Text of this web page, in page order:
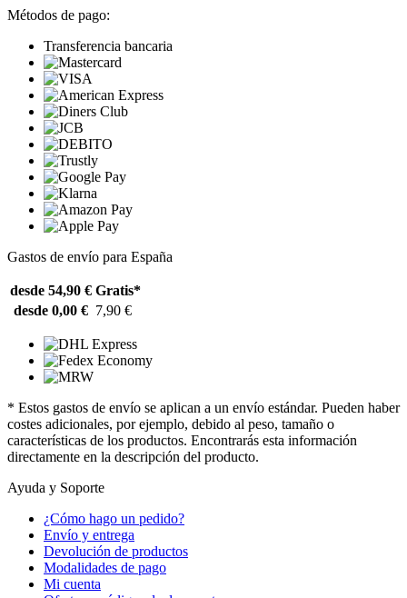
Métodos de pago:
Transferencia bancaria
Gastos de envío para España
desde 54,90 € Gratis*
desde 0,00 € 7,90 €
* Estos gastos de envío se aplican a un envío estándar. Pueden haber
costes adicionales, por ejemplo, debido al peso, tamaño o
características de los productos. Encontrarás esta información
directamente en la descripción del producto.
Ayuda y Soporte
¿Cómo hago un pedido?
Envío y entrega
Devolución de productos
Modalidades de pago
Mi cuenta